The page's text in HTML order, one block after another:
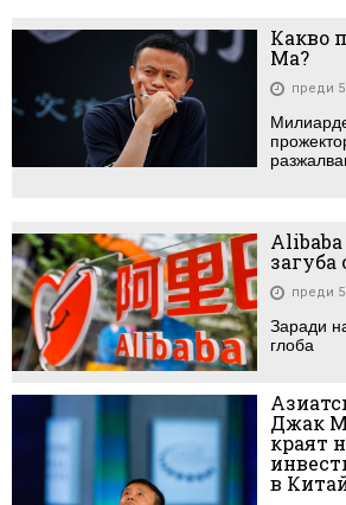
Какво
Ма?
преди
загуба
преди
Заради
глоба
Джак
краят
в